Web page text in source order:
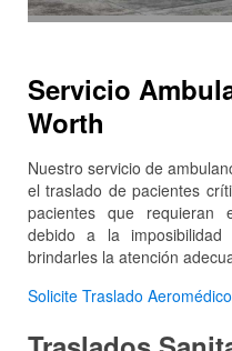
Servicio
Worth
Nuestro servicio de
el traslado de pacientes
pacientes que requieran
debido a la
brindarles la atención
Solicite Traslado